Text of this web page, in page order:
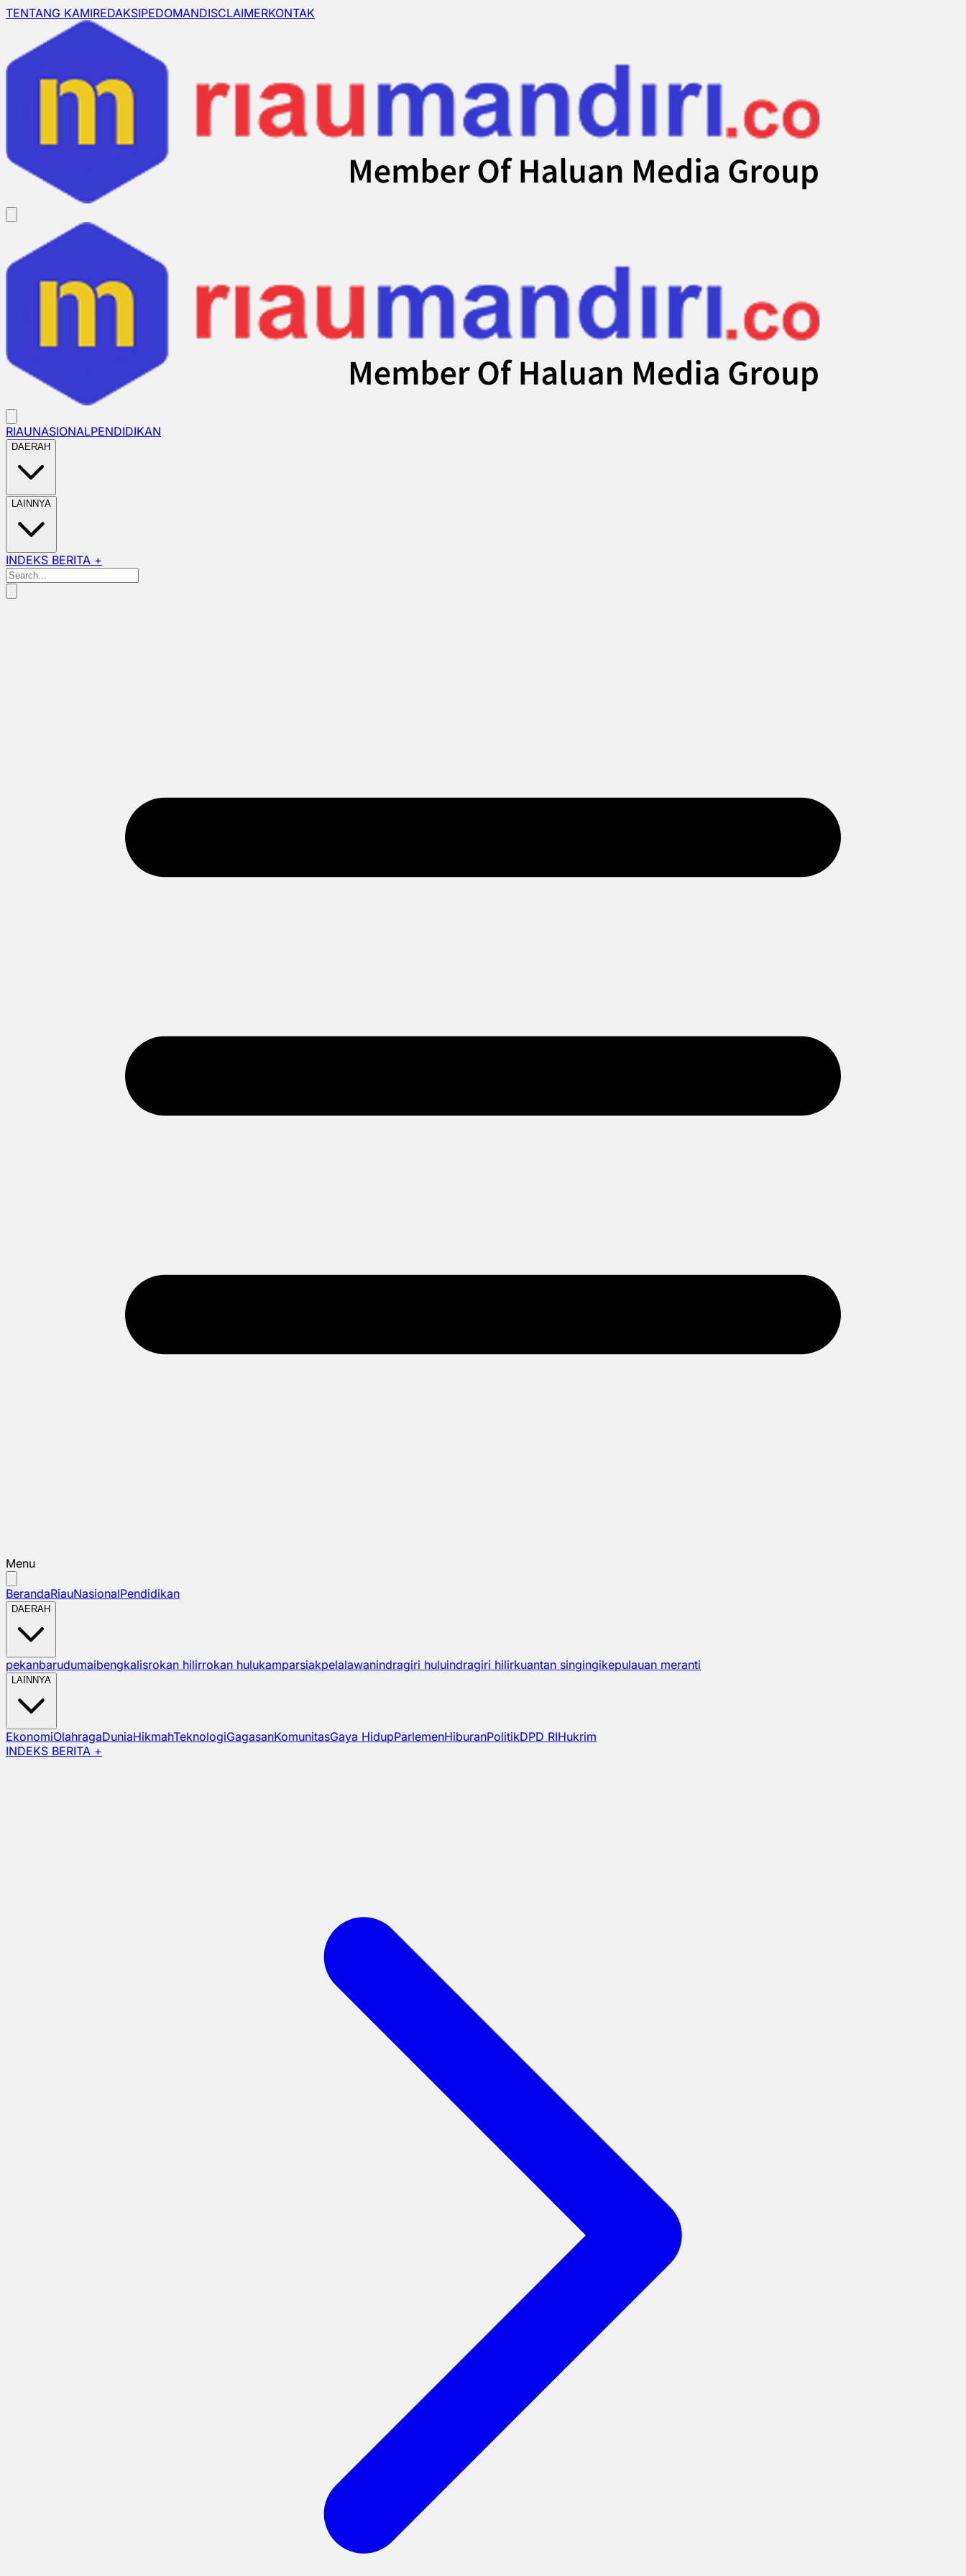
TENTANG KAMIREDAKSIPEDOMANDISCLAIMERKONTAK
RIAUNASIONALPENDIDIKAN
DAERAH
LAINNYA
INDEKS BERITA +
Menu
BerandaRiauNasionalPendidikan
DAERAH
pekanbarudumaibengkalisrokan hilirrokan hulukamparsiakpelalawanindragiri huluindragiri hilirkuantan singingikepulauan meranti
LAINNYA
EkonomiOlahragaDuniaHikmahTeknologiGagasanKomunitasGaya HidupParlemenHiburanPolitikDPD RIHukrim
INDEKS BERITA +